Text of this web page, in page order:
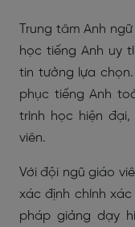
Trung tâm Anh
học tiếng Anh uy
tin tưởng lựa
phục tiếng Anh
trình học hiện
viên.
Với đội ngũ giáo
xác định chính
pháp giảng dạy